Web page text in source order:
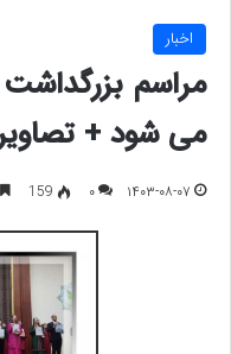
اخبار
مراسم
می شود +
۱۴۰۳-۰۸-۰۷ ۰ 159